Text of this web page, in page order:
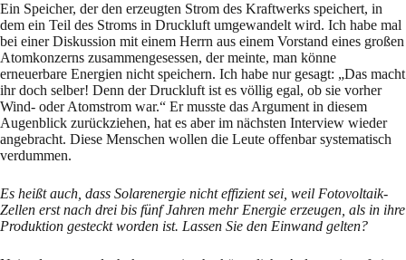
Ein Speicher, der den erzeugten Strom des Kraftwerks speichert, in
dem ein Teil des Stroms in Druckluft umgewandelt wird. Ich habe mal
bei einer Diskussion mit einem Herrn aus einem Vorstand eines großen
Atomkonzerns zusammengesessen, der meinte, man könne
erneuerbare Energien nicht speichern. Ich habe nur gesagt: „Das macht
ihr doch selber! Denn der Druckluft ist es völlig egal, ob sie vorher
Wind- oder Atomstrom war.“ Er musste das Argument in diesem
Augenblick zurückziehen, hat es aber im nächsten Interview wieder
angebracht. Diese Menschen wollen die Leute offenbar systematisch
verdummen.
Es heißt auch, dass Solarenergie nicht effizient sei, weil Fotovoltaik-
Zellen erst nach drei bis fünf Jahren mehr Energie erzeugen, als in ihre
Produktion gesteckt worden ist. Lassen Sie den Einwand gelten?